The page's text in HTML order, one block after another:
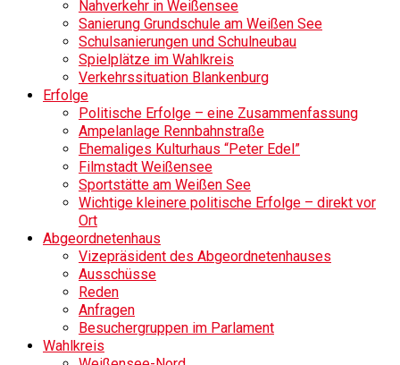
Nahverkehr in Weißensee
Sanierung Grundschule am Weißen See
Schulsanierungen und Schulneubau
Spielplätze im Wahlkreis
Verkehrssituation Blankenburg
Erfolge
Politische Erfolge – eine Zusammenfassung
Ampelanlage Rennbahnstraße
Ehemaliges Kulturhaus “Peter Edel”
Filmstadt Weißensee
Sportstätte am Weißen See
Wichtige kleinere politische Erfolge – direkt vor
Ort
Abgeordnetenhaus
Vizepräsident des Abgeordnetenhauses
Ausschüsse
Reden
Anfragen
Besuchergruppen im Parlament
Wahlkreis